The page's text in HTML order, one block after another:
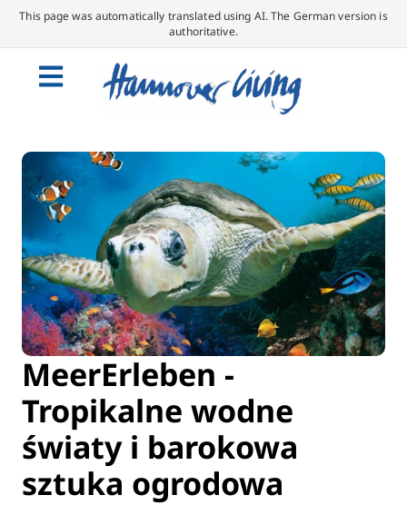
This page was automatically translated using AI. The German version is
authoritative.
MeerErleben -
Tropikalne wodne
światy i barokowa
sztuka ogrodowa